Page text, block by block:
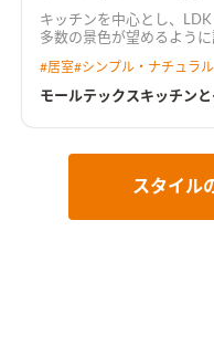
キッチンを中心とし、
多数の景色が望めるように計画しまし
ェのような空間となりまし
#居室#シンプル・ナチュラル
モールテックスキッチン
スタイル